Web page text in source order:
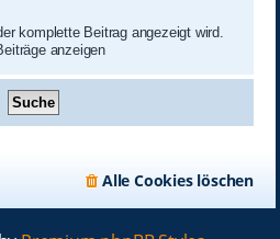
komplette Beitrag angezeigt wird.
anzeigen
Alle Cookies löschen